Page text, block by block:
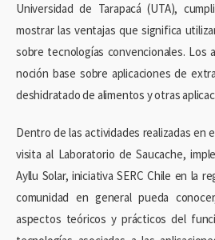
Universidad de Tarapacá (UTA),
mostrar las ventajas que significa
sobre tecnologías convencionales. Los
noción base sobre aplicaciones de
deshidratado de alimentos y otras
Dentro de las actividades realizadas en
visita al Laboratorio de Saucache,
Ayllu Solar, iniciativa SERC Chile en la
comunidad en general pueda
aspectos teóricos y prácticos del